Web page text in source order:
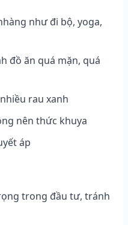
như đi bộ, yoga,
đồ ăn quá mặn, quá
rau xanh
nên thức khuya
áp
trong đầu tư, tránh